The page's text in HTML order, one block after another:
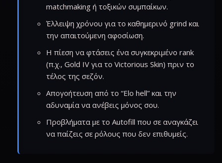
matchmaking ή τοξικών συμπαίκων.
Έλλειψη χρόνου για το καθημερινό grind και
την απαιτούμενη αφοσίωση.
Η πίεση να φτάσεις ένα συγκεκριμένο rank
(π.χ., Gold IV για το Victorious Skin) πριν το
τέλος της σεζόν.
Απογοήτευση από το “Elo hell” και την
αδυναμία να ανέβεις μόνος σου.
Προβλήματα με το Autofill που σε αναγκάζει
να παίζεις σε ρόλους που δεν επιθυμείς.